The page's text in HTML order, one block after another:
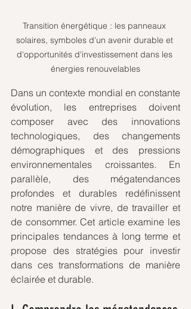
Transition énergétique : les panneaux
solaires, symboles d'un avenir durable et
d'opportunités d'investissement dans les
énergies renouvelables
Dans un contexte mondial en constante
évolution, les entreprises doivent
composer avec des innovations
technologiques, des changements
démographiques et des pressions
environnementales croissantes. En
parallèle, des mégatendances
profondes et durables redéfinissent
notre manière de vivre, de travailler et
de consommer. Cet article examine les
principales tendances à long terme et
propose des stratégies pour investir
dans ces transformations de manière
éclairée et durable.